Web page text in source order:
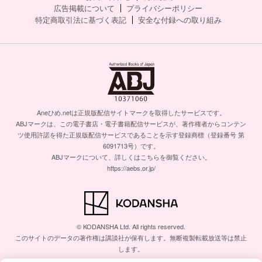
広告掲載について
プライバシーポリシー
特定商取引法に基づく表記
安全な付録への取り組み
Aneひめ.netは正規版配信サイトマークを取得したサービスです。
ABJマークは、この電子書店・電子書籍配信サービスが、著作権者からコンテン
ツ使用許諾を得た正規版配信サービスであることを示す登録商標（登録番号 第
6091713号）です。
ABJマークについて、詳しくはこちらを御覧ください。
https://aebs.or.jp/
© KODANSHA Ltd. All rights reserved.
このサイトのデータの著作権は講談社が保有します。無断複製転載放送等は禁止
します。